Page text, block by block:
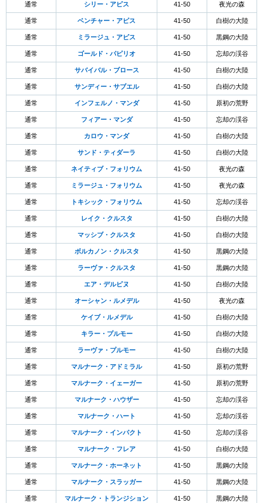
通常 シリー・アピス 41-50 夜光の森
通常 ベンチャー・アピス 41-50 白樹の大陸
通常 ミラージュ・アピス 41-50 黒鋼の大陸
通常 ゴールド・パピリオ 41-50 忘却の渓谷
通常 サバイバル・ブロース 41-50 白樹の大陸
通常 サンディー・サブエル 41-50 白樹の大陸
通常 インフェルノ・マンダ 41-50 原初の荒野
通常 フィアー・マンダ 41-50 忘却の渓谷
通常 カロウ・マンダ 41-50 白樹の大陸
通常 サンド・ティダーラ 41-50 白樹の大陸
通常 ネイティブ・フォリウム 41-50 夜光の森
通常 ミラージュ・フォリウム 41-50 夜光の森
通常 トキシック・フォリウム 41-50 忘却の渓谷
通常 レイク・クルスタ 41-50 白樹の大陸
通常 マッシブ・クルスタ 41-50 白樹の大陸
通常 ボルカノン・クルスタ 41-50 黒鋼の大陸
通常 ラーヴァ・クルスタ 41-50 黒鋼の大陸
通常 エア・デルピヌ 41-50 白樹の大陸
通常 オーシャン・ルメデル 41-50 夜光の森
通常 ケイブ・ルメデル 41-50 白樹の大陸
通常 キラー・プルモー 41-50 白樹の大陸
通常 ラーヴァ・プルモー 41-50 白樹の大陸
通常 マルナーク・アドミラル 41-50 原初の荒野
通常 マルナーク・イェーガー 41-50 原初の荒野
通常 マルナーク・ハウザー 41-50 忘却の渓谷
通常 マルナーク・ハート 41-50 忘却の渓谷
通常 マルナーク・インパクト 41-50 忘却の渓谷
通常 マルナーク・フレア 41-50 白樹の大陸
通常 マルナーク・ホーネット 41-50 黒鋼の大陸
通常 マルナーク・スラッガー 41-50 黒鋼の大陸
通常 マルナーク・トランジション 41-50 黒鋼の大陸